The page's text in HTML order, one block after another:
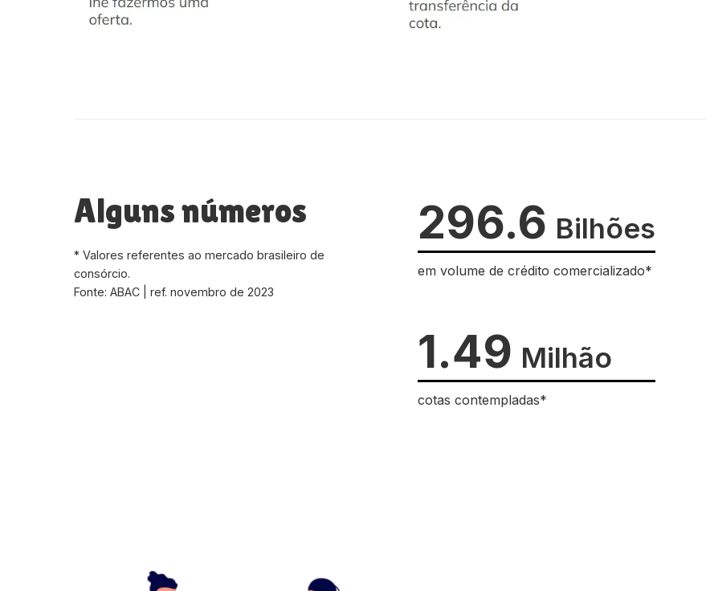
Alguns números
* Valores referentes ao mercado brasileiro de
consórcio.
Fonte: ABAC | ref. novembro de 2023
296.6 Bilhões
em volume de crédito comercializado*
1.49 Milhão
cotas contempladas*